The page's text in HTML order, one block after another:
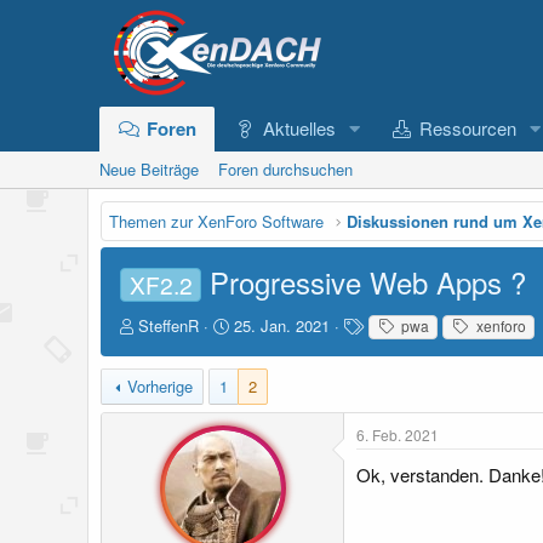
Foren Aktuelles Ressourcen
Neue Beiträge Foren durchsuchen
Themen zur XenForo Software Diskussionen rund um
XF2.2 Progressive Web Apps ?
E
s
t
e
SteffenR
E
s
e
l
l
t
a
m
25. Jan. 2021
S
c
a
g
o
pwa xenforo
Vorherige 1 2
6. Feb. 2021
Ok, verstanden. Danke!